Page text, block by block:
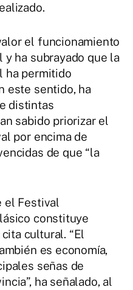
el funcionamiento
ha subrayado que la
ha permitido
este sentido, ha
distintas
sabido priorizar el
por encima de
de que “la
el Festival
constituye
cultural. “El
es economía,
señas de
ha señalado, al